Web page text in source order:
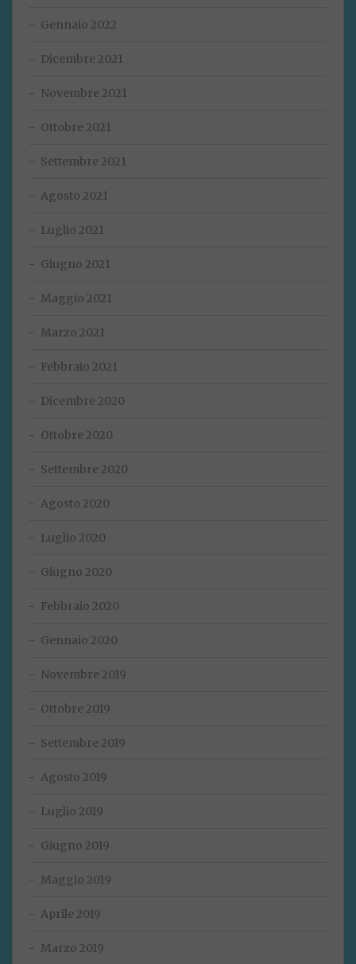
Gennaio 2022
Dicembre 2021
Novembre 2021
Ottobre 2021
Settembre 2021
Agosto 2021
Luglio 2021
Giugno 2021
Maggio 2021
Marzo 2021
Febbraio 2021
Dicembre 2020
Ottobre 2020
Settembre 2020
Agosto 2020
Luglio 2020
Giugno 2020
Febbraio 2020
Gennaio 2020
Novembre 2019
Ottobre 2019
Settembre 2019
Agosto 2019
Luglio 2019
Giugno 2019
Maggio 2019
Aprile 2019
Marzo 2019